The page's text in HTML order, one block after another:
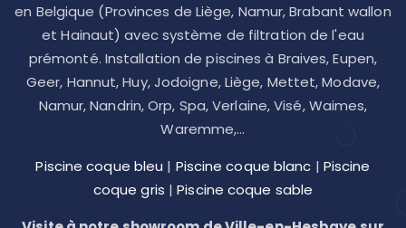
en Belgique (Provinces de Liège, Namur, Brabant wallon
et Hainaut) avec système de filtration de l'eau
prémonté. Installation de piscines à Braives, Eupen,
Geer, Hannut, Huy, Jodoigne, Liège, Mettet, Modave,
Namur, Nandrin, Orp, Spa, Verlaine, Visé, Waimes,
Waremme,...
Piscine coque bleu | Piscine coque blanc | Piscine
coque gris |Piscine coque sable